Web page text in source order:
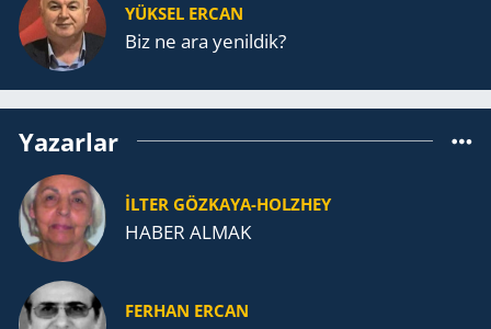
YÜKSEL ERCAN
Biz ne ara yenildik?
Yazarlar
İLTER GÖZKAYA-HOLZHEY
HABER ALMAK
FERHAN ERCAN